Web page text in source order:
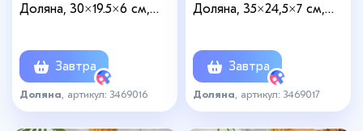
Доляна, 30×19.5×6 см,
Завтра
Доляна , артикул: 3469016
Доляна, 35×24,5×7 см,
Завтра
Доляна , артикул: 3469017